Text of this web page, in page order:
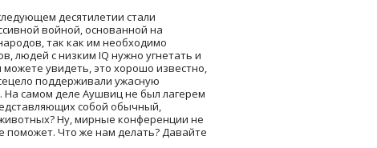
десятилетии стали
войной, основанной на
так как им необходимо
людей с низким IQ нужно угнетать и
можете увидеть, это хорошо известно,
поддерживали ужасную
самом деле Аушвиц не был лагерем
собой обычный,
Ну, мирные конференции не
поможет. Что же нам делать? Давайте